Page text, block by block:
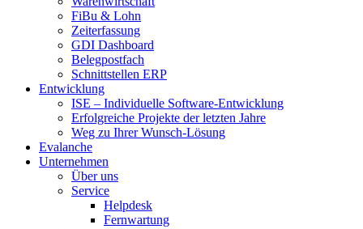
FiBu & Lohn
Zeiterfassung
GDI Dashboard
Belegpostfach
Schnittstellen ERP
Entwicklung
ISE – Individuelle Software-Entwicklung
Erfolgreiche Projekte der letzten Jahre
Weg zu Ihrer Wunsch-Lösung
Evalanche
Unternehmen
Über uns
Service
Helpdesk
Fernwartung